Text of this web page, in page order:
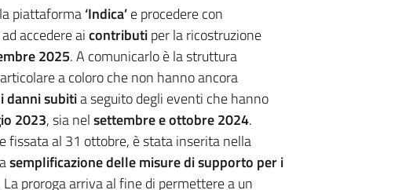
piattaforma‘Indica’e procedere con
accedere aicontributiper la ricostruzione
2025. A comunicarlo è la struttura
a coloro che non hanno ancora
danni subitia seguito degli eventi che hanno
2023, sia nelsettembre e ottobre 2024.
fissata al 31 ottobre, è stata inserita nella
semplificazione delle misure di supporto per i
proroga arriva al fine di permettere a un